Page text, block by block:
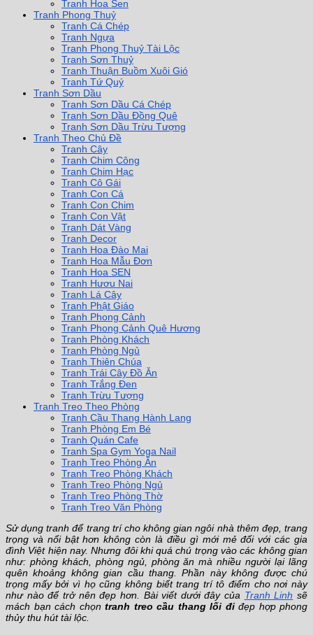
Tranh Hoa Sen
Tranh Phong Thuỷ
Tranh Cá Chép
Tranh Ngựa
Tranh Phong Thuỷ Tài Lộc
Tranh Sơn Thuỷ
Tranh Thuận Buồm Xuôi Gió
Tranh Tứ Quý
Tranh Sơn Dầu
Tranh Sơn Dầu Cá Chép
Tranh Sơn Dầu Đồng Quê
Tranh Sơn Dầu Trừu Tượng
Tranh Theo Chủ Đề
Tranh Cây
Tranh Chim Công
Tranh Chim Hạc
Tranh Cô Gái
Tranh Con Cá
Tranh Con Chim
Tranh Con Vật
Tranh Dát Vàng
Tranh Decor
Tranh Hoa Đào Mai
Tranh Hoa Mẫu Đơn
Tranh Hoa SEN
Tranh Hươu Nai
Tranh Lá Cây
Tranh Phật Giáo
Tranh Phong Cảnh
Tranh Phong Cảnh Quê Hương
Tranh Phòng Khách
Tranh Phòng Ngủ
Tranh Thiên Chúa
Tranh Trái Cây Đồ Ăn
Tranh Trắng Đen
Tranh Trừu Tượng
Tranh Treo Theo Phòng
Tranh Cầu Thang Hành Lang
Tranh Phòng Em Bé
Tranh Quán Cafe
Tranh Spa Gym Yoga Nail
Tranh Treo Phòng Ăn
Tranh Treo Phòng Khách
Tranh Treo Phòng Ngủ
Tranh Treo Phòng Thờ
Tranh Treo Văn Phòng
Sử dụng tranh để trang trí cho không gian ngôi nhà thêm đẹp, trang
trọng và nổi bật hơn không còn là điều gì mới mẻ đối với các gia
đình Việt hiện nay. Nhưng đôi khi quá chú trọng vào các không gian
như: phòng khách, phòng ngủ, phòng ăn mà nhiều người lại lãng
quên khoảng không gian cầu thang. Phần này không được chú
trọng mấy bởi vì họ cũng không biết trang trí tô điểm cho nơi này
như nào để trở nên đẹp hơn. Bài viết dưới đây của Tranh Linh sẽ
mách bạn cách chọn tranh treo cầu thang lối điđẹp hợp phong
thủy thu hút tài lộc.